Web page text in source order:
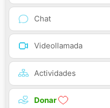
Chat
Videollamada
Actividades
Donar